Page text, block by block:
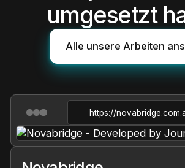
umgesetzt
Alle unsere Arbeiten
https://